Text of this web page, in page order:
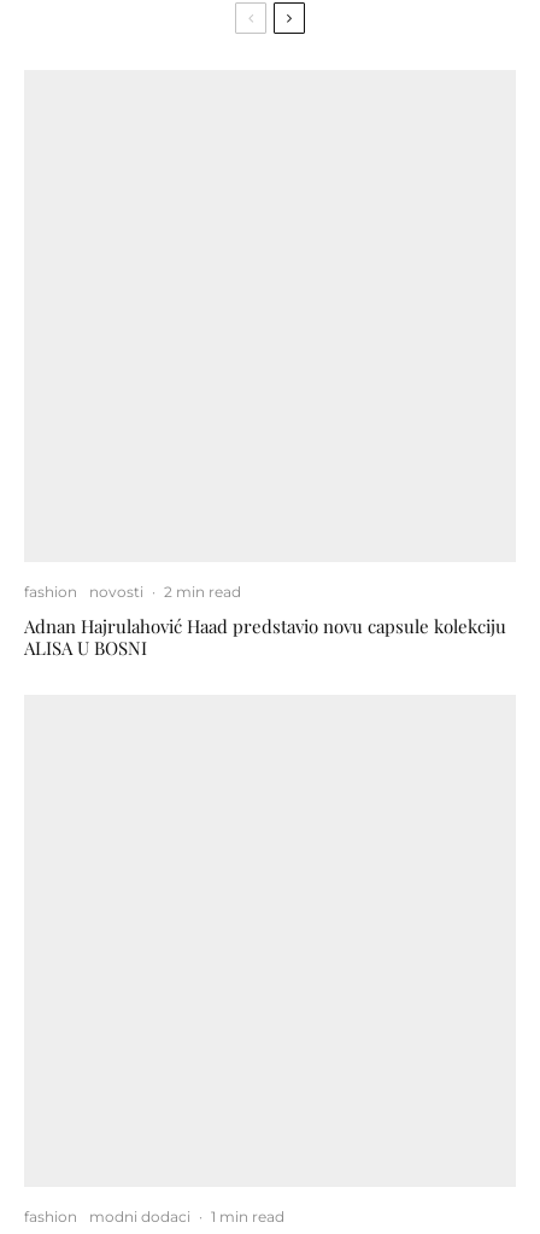
fashion novosti · 2 min read
Adnan Hajrulahović Haad predstavio novu capsule kolekciju
ALISA U BOSNI
fashion modni dodaci · 1 min read